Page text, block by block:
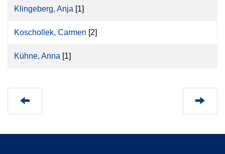
Klingeberg, Anja [1]
Koschollek, Carmen [2]
Kühne, Anna [1]